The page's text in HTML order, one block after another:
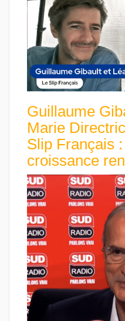
Guillaume
Marie
Slip Français
croissance